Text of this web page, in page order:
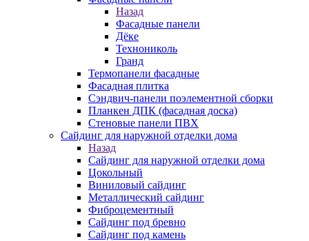
Назад
Фасадные панели
Дёке
Технониколь
Гранд
Термопанели фасадные
Фасадная плитка
Сэндвич-панели поэлементной сборки
Планкен ДПК (фасадная доска)
Стеновые панели ПВХ
Сайдинг для наружной отделки дома
Назад
Сайдинг для наружной отделки дома
Цокольный
Виниловый сайдинг
Металлический сайдинг
Фиброцементный
Сайдинг под бревно
Сайдинг под камень